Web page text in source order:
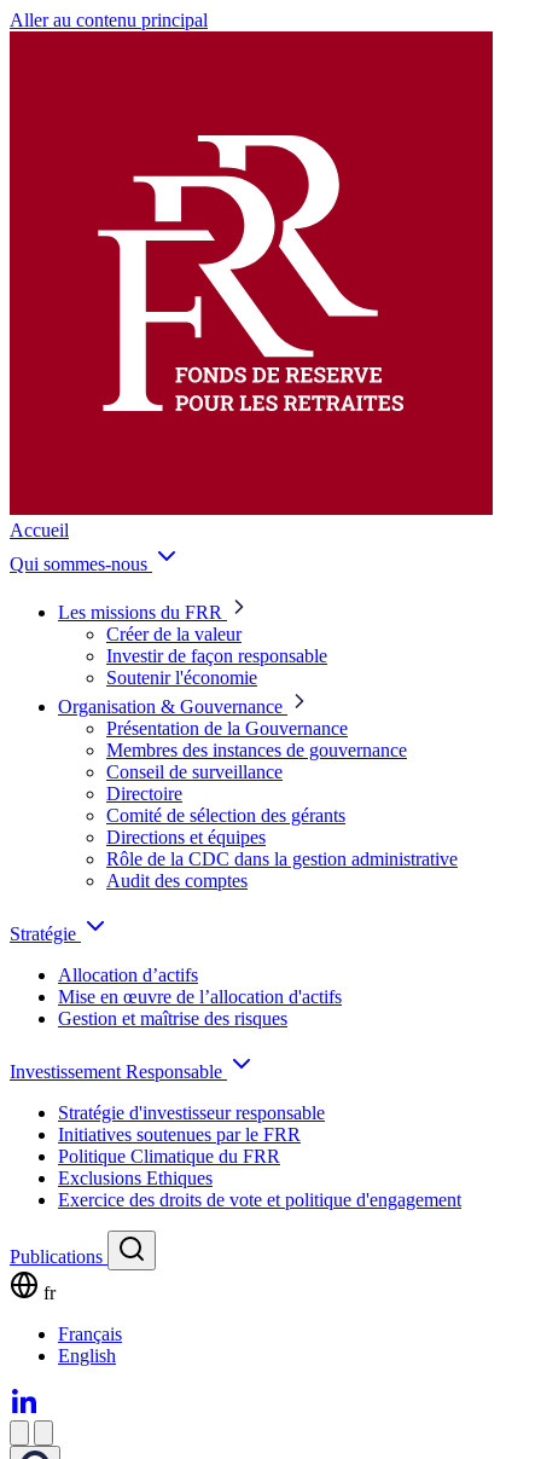
Aller au contenu principal
Accueil
Qui sommes-nous
Les missions du FRR
Créer de la valeur
Investir de façon responsable
Soutenir l'économie
Organisation & Gouvernance
Présentation de la Gouvernance
Membres des instances de gouvernance
Conseil de surveillance
Directoire
Comité de sélection des gérants
Directions et équipes
Rôle de la CDC dans la gestion administrative
Audit des comptes
Stratégie
Allocation d’actifs
Mise en œuvre de l’allocation d'actifs
Gestion et maîtrise des risques
Investissement Responsable
Stratégie d'investisseur responsable
Initiatives soutenues par le FRR
Politique Climatique du FRR
Exclusions Ethiques
Exercice des droits de vote et politique d'engagement
Publications
fr
Français
English